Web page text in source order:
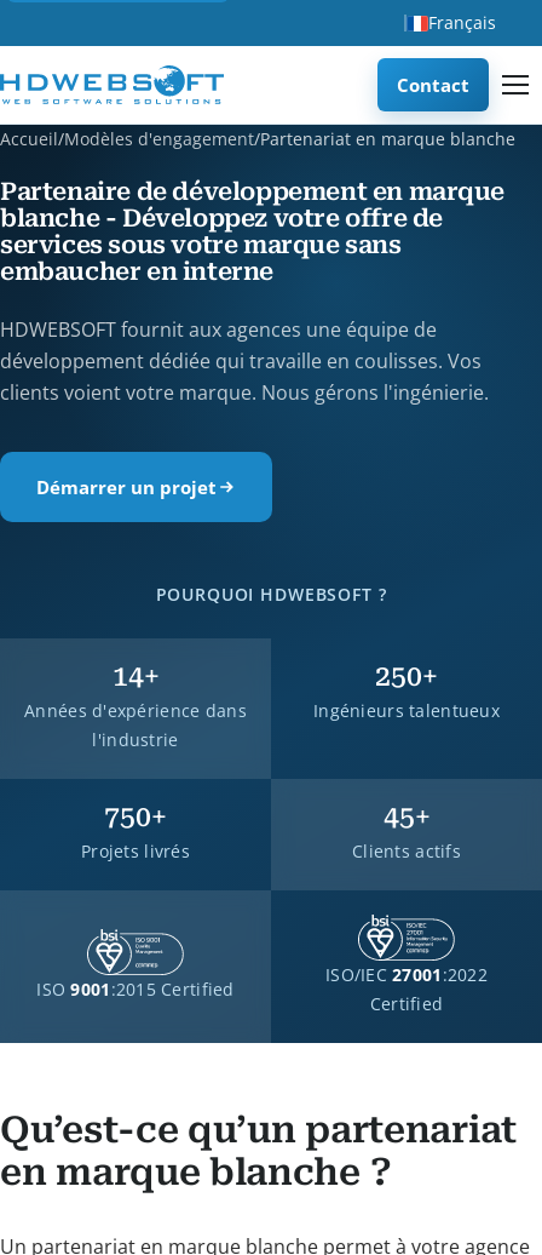
Français
Contact
Accueil/Modèles d'engagement/Partenariat en marque blanche
Partenaire de développement en marque
blanche - Développez votre offre de
services sous votre marque sans
embaucher en interne
HDWEBSOFT fournit aux agences une équipe de
développement dédiée qui travaille en coulisses. Vos
clients voient votre marque. Nous gérons l'ingénierie.
Démarrer un projet
POURQUOI HDWEBSOFT ?
14+
Années d'expérience dans
l'industrie
250+
Ingénieurs talentueux
750+
Projets livrés
45+
Clients actifs
ISO9001 :2015 Certified
ISO/IEC27001 :2022
Certified
Qu’est-ce qu’un partenariat
en marque blanche ?
Un partenariat en marque blanche permet à votre agence